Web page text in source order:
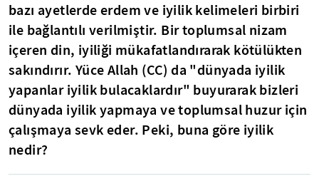
bazı ayetlerde erdem ve iyilik kelimeleri birbiri
ile bağlantılı verilmiştir. Bir toplumsal nizam
içeren din, iyiliği mükafatlandırarak kötülükten
sakındırır. Yüce Allah (CC) da "dünyada iyilik
yapanlar iyilik bulacaklardır" buyurarak bizleri
dünyada iyilik yapmaya ve toplumsal huzur için
çalışmaya sevk eder. Peki, buna göre iyilik
nedir?